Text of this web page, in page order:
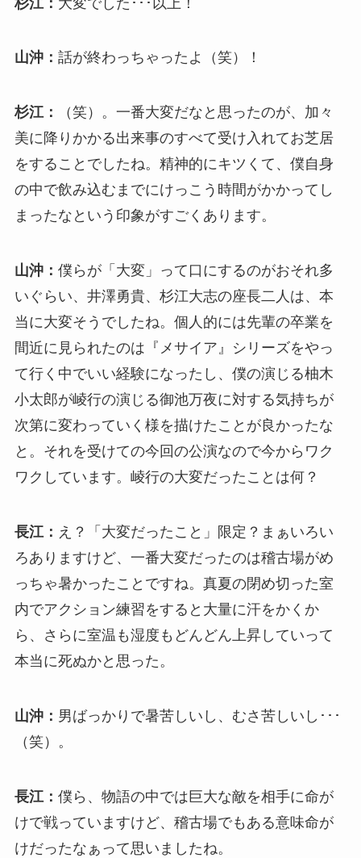
山沖： 話が終わっちゃったよ（笑）！
杉江：
（笑）。一番大変だなと思ったのが、加々
美に降りかかる出来事のすべて受け入れてお芝居
をすることでしたね。精神的にキツくて、僕自身
の中で飲み込むまでにけっこう時間がかかってし
まったなという印象がすごくあります。
山沖： 僕らが「大変」って口にするのがおそれ多
いぐらい、井澤勇貴、杉江大志の座長二人は、本
当に大変そうでしたね。個人的には先輩の卒業を
間近に見られたのは『メサイア』シリーズをやっ
て行く中でいい経験になったし、僕の演じる柚木
小太郎が崚行の演じる御池万夜に対する気持ちが
次第に変わっていく様を描けたことが良かったな
と。それを受けての今回の公演なので今からワク
ワクしています。崚行の大変だったことは何？
長江： え？「大変だったこと」限定？まぁいろい
ろありますけど、一番大変だったのは稽古場がめ
っちゃ暑かったことですね。真夏の閉め切った室
内でアクション練習をすると大量に汗をかくか
ら、さらに室温も湿度もどんどん上昇していって
本当に死ぬかと思った。
山沖： 男ばっかりで暑苦しいし、むさ苦しいし･･･
（笑）。
長江： 僕ら、物語の中では巨大な敵を相手に命が
けで戦っていますけど、稽古場でもある意味命が
けだったなぁって思いましたね。